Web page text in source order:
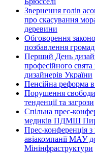
Звернення голів
про скасування
деревини
Обговорення
позбавлення
Перший День
професійного
дизайнерів України
Пенсійна реформа в
Порушення
тенденції та загрози
Спільна прес-
медиків ПДМШ
Прес-конференція
авіакомпанії МАУ
Мінінфраструктури